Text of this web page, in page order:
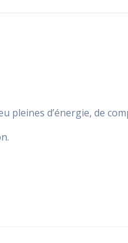
pleines d’énergie, de